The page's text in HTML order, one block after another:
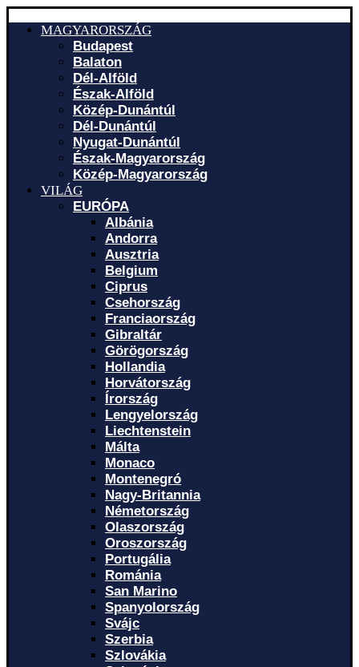
MAGYARORSZÁG
Budapest
Balaton
Dél-Alföld
Észak-Alföld
Közép-Dunántúl
Dél-Dunántúl
Nyugat-Dunántúl
Észak-Magyarország
Közép-Magyarország
VILÁG
EURÓPA
Albánia
Andorra
Ausztria
Belgium
Ciprus
Csehország
Franciaország
Gibraltár
Görögország
Hollandia
Horvátország
Írország
Lengyelország
Liechtenstein
Málta
Monaco
Montenegró
Nagy-Britannia
Németország
Olaszország
Oroszország
Portugália
Románia
San Marino
Spanyolország
Svájc
Szerbia
Szlovákia